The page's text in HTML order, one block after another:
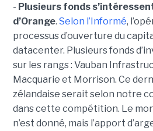
- Plusieurs fonds
d’Orange. Selon l’Informé,
processus d’ouverture du
datacenter. Plusieurs fonds
sur les rangs : Vauban
Macquarie et Morrison. Ce
zélandaise serait selon notre
dans cette compétition. Le
n’est donné, mais l’apport